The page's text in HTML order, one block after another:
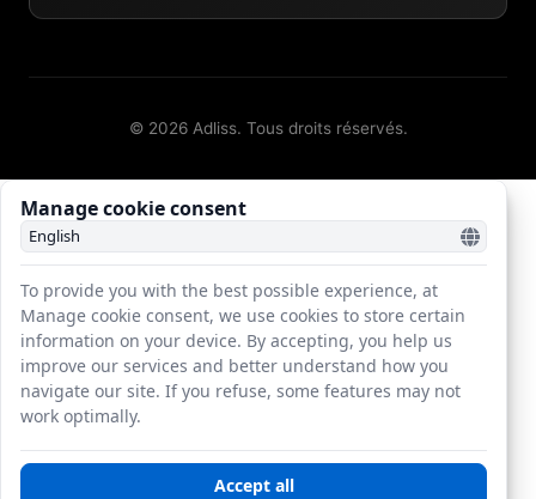
© 2026 Adliss. Tous droits réservés.
Manage cookie consent
To provide you with the best possible experience, at
Manage cookie consent, we use cookies to store certain
information on your device. By accepting, you help us
improve our services and better understand how you
navigate our site. If you refuse, some features may not
work optimally.
Accept all